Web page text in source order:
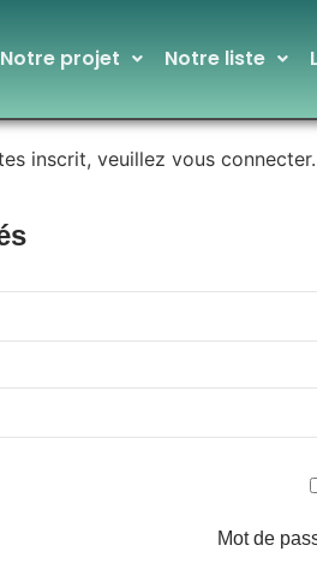
Notre projet Notre liste
inscrit, veuillez vous
Mot de